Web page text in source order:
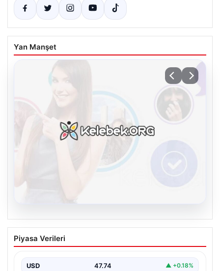
Yan Manşet
Kelebek.Org İle Sanal İletişimin Seviyeli
Adresi Ve Sohbet Deneyimi
kurması büyük bir önem ifade etmektedir. Güncel…
Piyasa Verileri
USD 47.74 ▲ +0.18%